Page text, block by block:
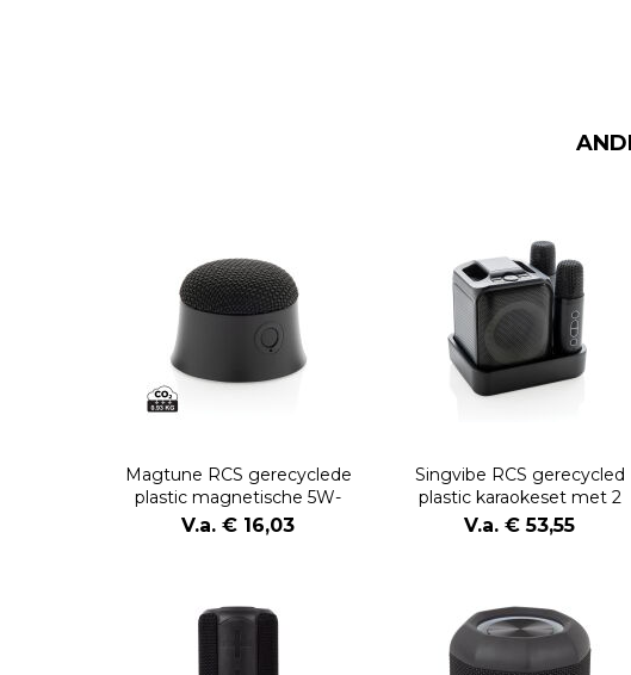
Magtune RCS gerecyclede
plastic magnetische 5W-
luidspreker
V.a. € 16,03
Singvibe RCS gerecycled
plastic karaokeset met 2
microfoons
V.a. € 53,55